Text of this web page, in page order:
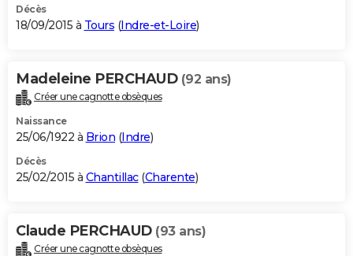
Décès
18/09/2015 à Tours (Indre-et-Loire)
Madeleine PERCHAUD (92 ans)
Créer une cagnotte obsèques
Naissance
25/06/1922 à Brion (Indre)
Décès
25/02/2015 à Chantillac(Charente)
Claude PERCHAUD (93 ans)
Créer une cagnotte obsèques